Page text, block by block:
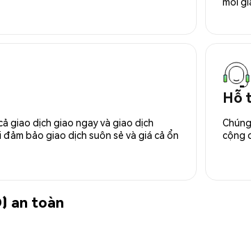
giao dịch giao ngay và giao dịch
bảo giao dịch suôn sẻ và giá cả ổn
Hỗ
cộng
an toàn